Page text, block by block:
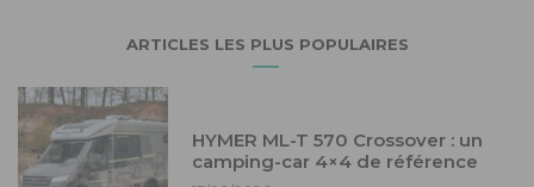
ARTICLES LES PLUS POPULAIRES
HYMER ML-T 570 Crossover : un
camping-car 4×4 de référence